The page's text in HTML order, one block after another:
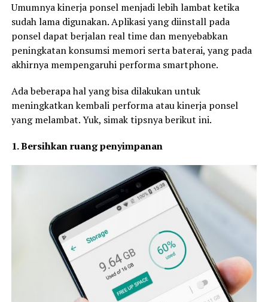
Umumnya kinerja ponsel menjadi lebih lambat ketika
sudah lama digunakan. Aplikasi yang diinstall pada
ponsel dapat berjalan real time dan menyebabkan
peningkatan konsumsi memori serta baterai, yang pada
akhirnya mempengaruhi performa smartphone.
Ada beberapa hal yang bisa dilakukan untuk
meningkatkan kembali performa atau kinerja ponsel
yang melambat. Yuk, simak tipsnya berikut ini.
1. Bersihkan ruang penyimpanan